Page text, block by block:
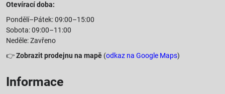
Otevírací doba:
Pondělí–Pátek: 09:00–15:00
Sobota: 09:00–11:00
Neděle: Zavřeno
👉Zobrazit prodejnu na mapě (odkaz na Google Maps)
Informace